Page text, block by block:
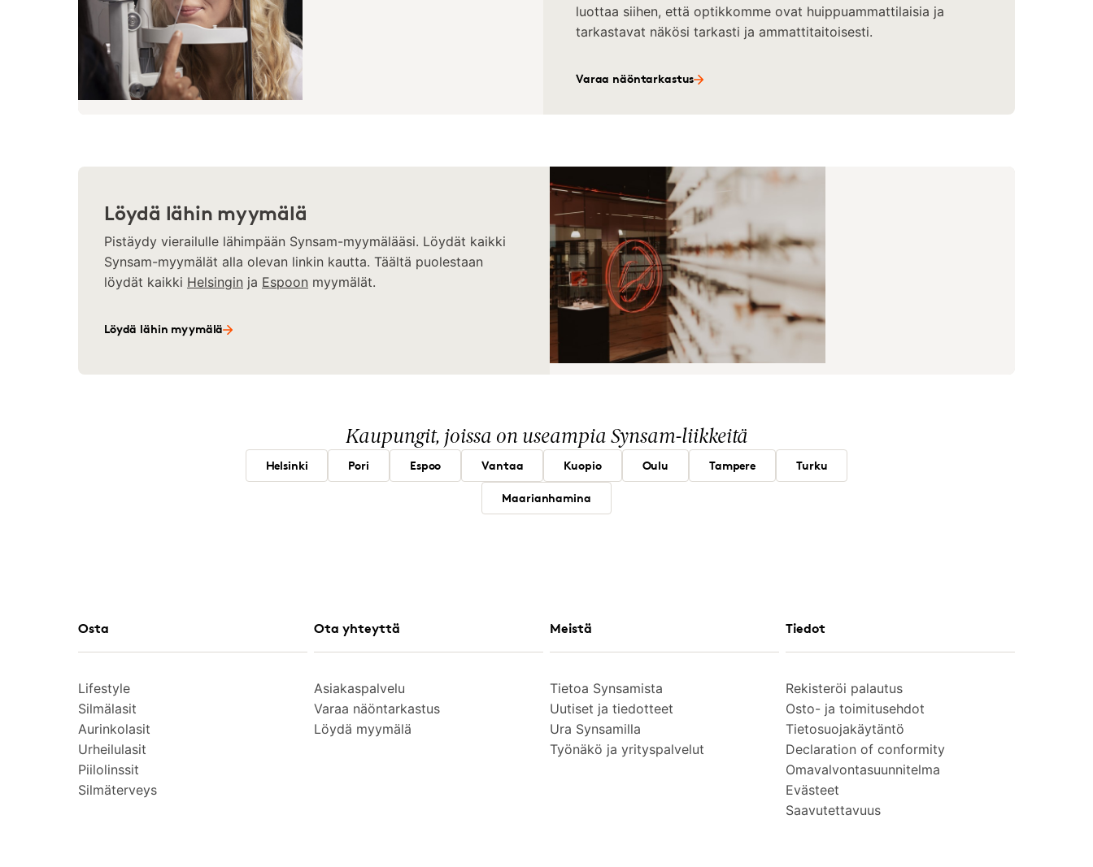
luottaa siihen, että optikkomme ovat huippuammattilaisia ja
tarkastavat näkösi tarkasti ja ammattitaitoisesti.
Varaa näöntarkastus
Löydä lähin myymälä
Pistäydy vierailulle lähimpään Synsam-myymälääsi. Löydät kaikki
Synsam-myymälät alla olevan linkin kautta. Täältä puolestaan
löydät kaikki Helsingin ja Espoon myymälät.
Löydä lähin myymälä
Kaupungit, joissa on useampia Synsam-liikkeitä
Helsinki Pori Espoo Vantaa Kuopio Oulu Tampere Turku
Maarianhamina
Osta
Lifestyle
Silmälasit
Aurinkolasit
Urheilulasit
Piilolinssit
Silmäterveys
Ota yhteyttä
Asiakaspalvelu
Varaa näöntarkastus
Löydä myymälä
Meistä
Tietoa Synsamista
Uutiset ja tiedotteet
Ura Synsamilla
Työnäkö ja yrityspalvelut
Tiedot
Rekisteröi palautus
Osto- ja toimitusehdot
Tietosuojakäytäntö
Declaration of conformity
Omavalvontasuunnitelma
Evästeet
Saavutettavuus